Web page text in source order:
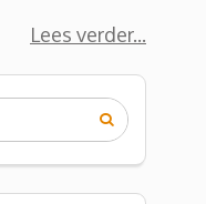
Lees verder
